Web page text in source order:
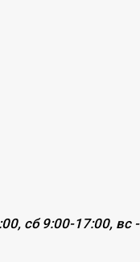
сб 9:00-17:00, вс -